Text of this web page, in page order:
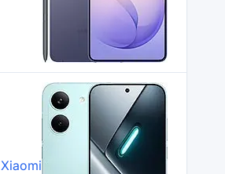
Xiaomi